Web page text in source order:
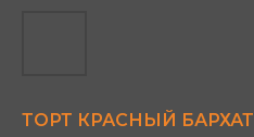
ТОРТ КРАСНЫЙ БАРХАТ